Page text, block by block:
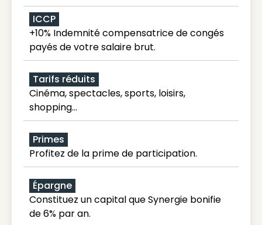
ICCP
+10% Indemnité compensatrice de congés
payés de votre salaire brut.
Tarifs réduits
Cinéma, spectacles, sports, loisirs,
shopping...
Primes
Profitez de la prime de participation.
Épargne
Constituez un capital que Synergie bonifie
de 6% par an.